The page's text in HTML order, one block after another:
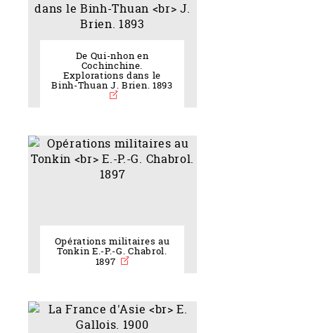
De Qui-nhon en
Cochinchine.
Explorations dans le
Binh-Thuan J. Brien. 1893
Opérations militaires au
Tonkin E.-P.-G. Chabrol.
1897